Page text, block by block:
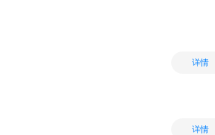
详情
详情